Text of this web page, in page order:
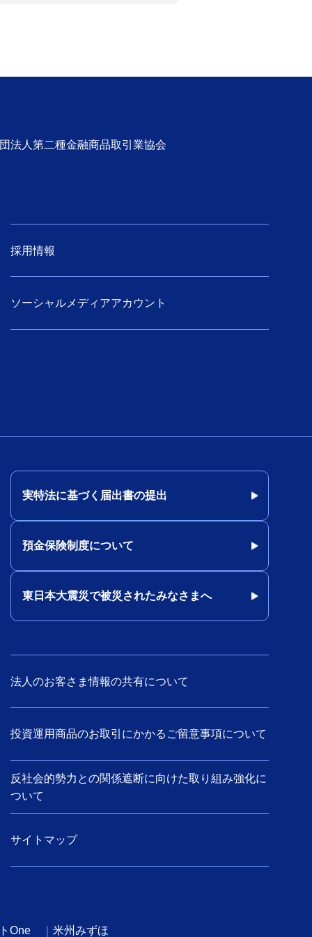
人第二種金融商品取引業協会
採用情報
ソーシャルメディアアカウント
実特法に基づく届出書の提出
預金保険制度について
東日本大震災で被災されたみなさまへ
法人のお客さま情報の共有について
投資運用商品のお取引にかかるご留意事項について
反社会的勢力との関係遮断に向けた取り組み強化に
ついて
サイトマップ
One 米州みずほ